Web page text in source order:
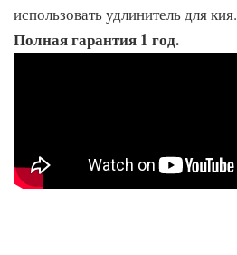
использовать удлинитель для кия.
Полная гарантия 1 год.